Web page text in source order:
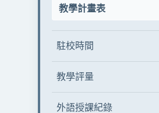
教學計畫表
駐校時間
教學評量
外語授課紀錄